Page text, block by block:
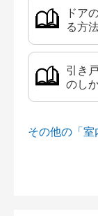
ドア
る方
引き
のし
その他の「